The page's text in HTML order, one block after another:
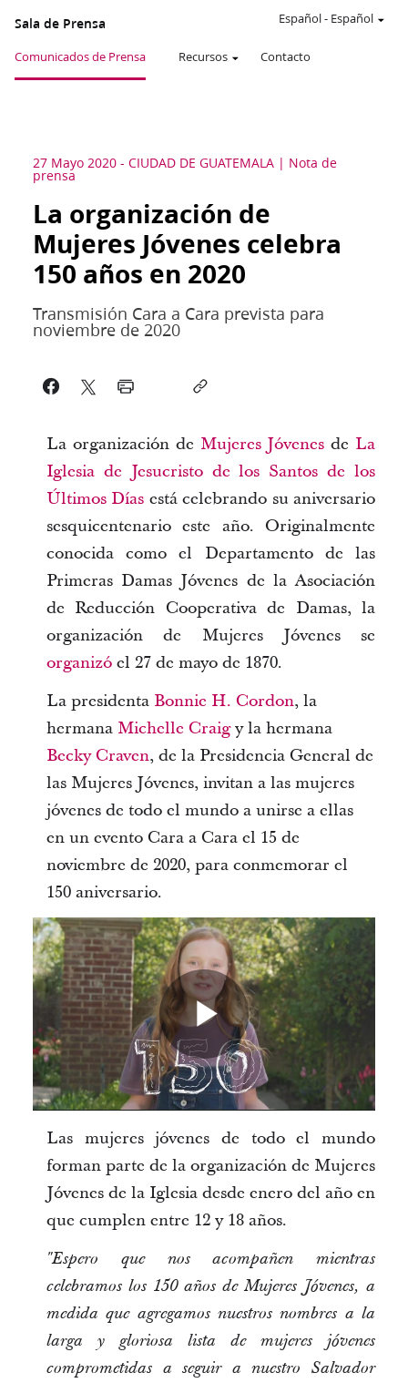
Sala de Prensa
Comunicados de Prensa Recursos Contacto
Español- Español
27 Mayo 2020 - CIUDAD DE GUATEMALA Nota de
prensa
La organización de
Mujeres Jóvenes celebra
150 años en 2020
Transmisión Cara a Cara prevista para
noviembre de 2020
La organización de Mujeres Jóvenes de La
Iglesia de Jesucristo de los Santos de los
Últimos Días está celebrando su aniversario
sesquicentenario este año. Originalmente
conocida como el Departamento de las
Primeras Damas Jóvenes de la Asociación
de Reducción Cooperativa de Damas, la
organización de Mujeres Jóvenes se
organizó el 27 de mayo de 1870.
La presidenta Bonnie H. Cordon, la
hermana Michelle Craigy la hermana
Becky Craven, de la Presidencia General de
las Mujeres Jóvenes, invitan a las mujeres
jóvenes de todo el mundo a unirse a ellas
en un evento Cara a Cara el 15 de
noviembre de 2020, para conmemorar el
150 aniversario.
Play
Video
Las mujeres jóvenes de todo el mundo
forman parte de la organización de Mujeres
Jóvenes de la Iglesia desde enero del año en
que cumplen entre 12 y 18 años.
"Espero que nos acompañen mientras
celebramos los 150 años de Mujeres Jóvenes, a
medida que agregamos nuestros nombres a la
larga y gloriosa lista de mujeres jóvenes
comprometidas a seguir a nuestro Salvador